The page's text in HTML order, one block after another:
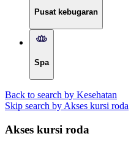
Pusat kebugaran
Spa
Back to search by Kesehatan
Skip search by Akses kursi roda
Akses kursi roda